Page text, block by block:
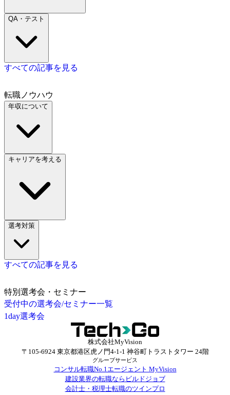
QA・テスト
すべての記事を見る
転職ノウハウ
年収について
キャリアを考える
選考対策
すべての記事を見る
特別選考会・セミナー
受付中の選考会/セミナー一覧
1day選考会
株式会社MyVision
〒105-6924 東京都港区虎ノ門4-1-1 神谷町トラストタワー 24階
グループサービス
コンサル転職No.1エージェント MyVision
建設業界の転職ならビルドジョブ
会計士・税理士転職のツインプロ